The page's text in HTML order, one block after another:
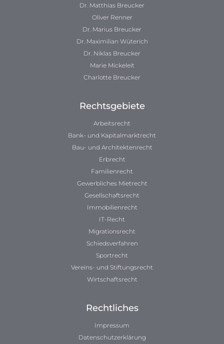
Dr. Matthias Breucker
Oliver Renner
Dr. Marius Breucker
Dr. Maximilian Wüterich
Dr. Niklas Breucker
Marie Mickeleit
Charlotte Breucker
Rechtsgebiete
Arbeitsrecht
Bank- und Kapitalmarktrecht
Bau- und Architektenrecht
Erbrecht
Familienrecht
Gewerbliches Mietrecht
Gesellschaftsrecht
Immobilienrecht
IT-Recht
Migrationsrecht
Schiedsverfahren
Sportrecht
Vereins- und Stiftungsrecht
Wirtschaftsrecht
Rechtliches
Impressum
Datenschutzerklärung